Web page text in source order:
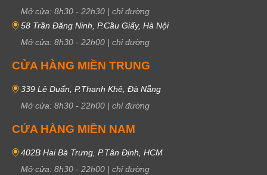
Mở cửa: 8h30 - 22h30 | chỉ đường
58 Trần Đăng Ninh, P.Cầu Giấy, Hà Nội
Mở cửa: 8h30 - 22h00 | chỉ đường
CỬA HÀNG MIỀN TRUNG
339 Lê Duẩn, P.Thanh Khê, Đà Nẵng
Mở cửa: 8h30 - 22h00 | chỉ đường
CỬA HÀNG MIỀN NAM
402B Hai Bà Trưng, P.Tân Định, HCM
Mở cửa: 8h30 - 22h00 | chỉ đường